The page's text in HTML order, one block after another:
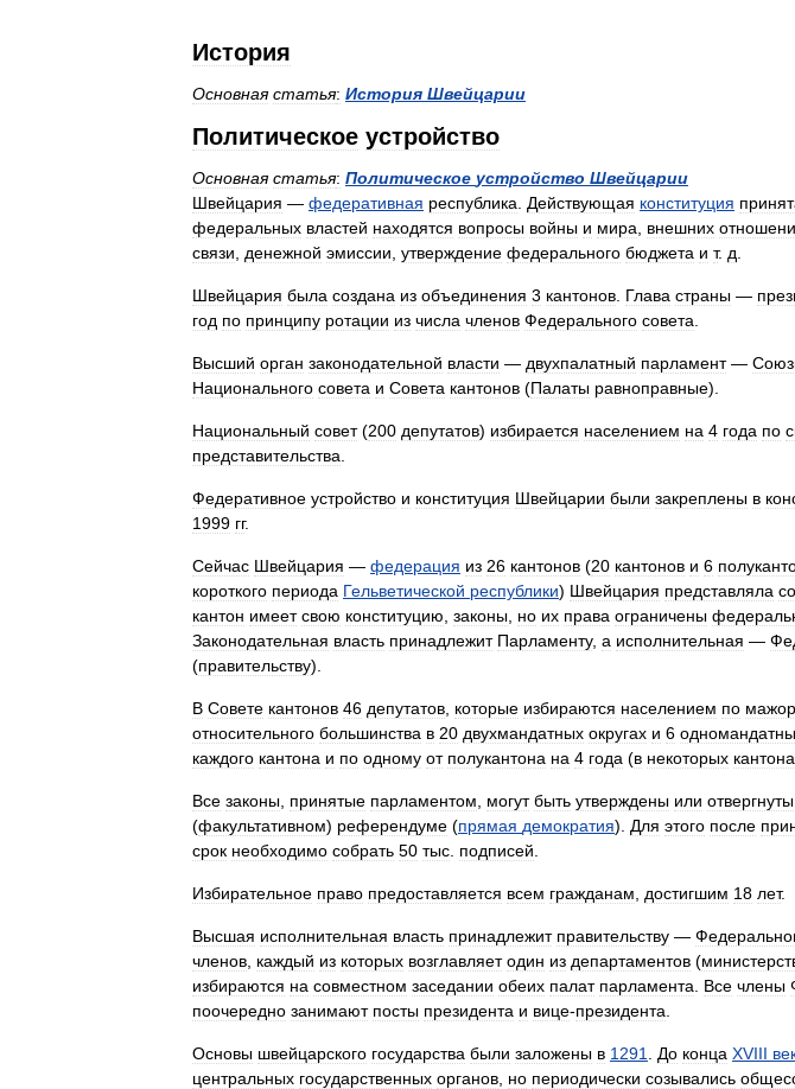
История
Основная статья: История Швейцарии
Политическое устройство
Основная статья: Политическое устройство Швейцарии
Швейцария — федеративная республика Действующая конституция
федеральных властей находятся вопросы войны и мира внешних
связи
денежной эмиссии утверждение федерального бюджета и т. д
Швейцария была создана из объединения 3 кантонов Глава страны —
год по принципу ротации из числа членов Федерального совета
Высший орган законодательной власти — двухпалатный парламент—
Национального совета и Совета кантонов (Палаты равноправные).
Национальный совет(200 депутатов) избирается населением на 4 года по
представительства
Федеративное устройство и конституция Швейцарии были закреплены в
1999 гг.
Сейчас Швейцария — федерация из 26 кантонов (20 кантонов и 6
короткого периода Гельветической республики) Швейцария представляла
кантон имеет свою конституцию законы но их права ограничены
Законодательная власть принадлежит Парламенту, а исполнительная —
(правительству).
В Совете кантонов 46 депутатов которые избираются населением по
относительного большинства в 20 двухмандатных округах и 6
каждого кантона и по одному от полукантона на 4 года (в некоторых
Все законы принятые парламентом могут быть утверждены или отвергнуты
(факультативном) референдуме (прямая демократия). Для этого после
срок необходимо собрать 50 тыс подписей
Избирательное право предоставляется всем гражданам достигшим 18 лет.
Высшая исполнительная власть принадлежит правительству —
членов каждый из которых возглавляет один из департаментов (
избираются на совместном заседании обеих палат парламента Все члены
поочередно занимают посты президента и вице-президента
Основы швейцарского государства были заложены в 1291 До конца XVIII
центральных государственных органов но периодически созывались